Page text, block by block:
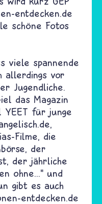
entdecken.de
schöne Fotos
viele spannende
allerdings vor
Jugendliche.
das Magazin
YEET für junge
Filme, die
der
der jährliche
ohne...“ und
gibt es auch
entdecken.de